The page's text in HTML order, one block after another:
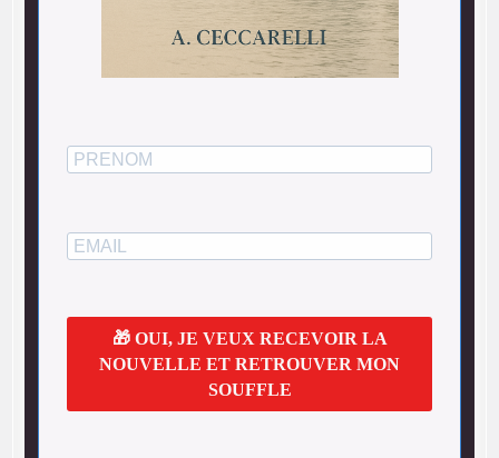
🎁 OUI, JE VEUX RECEVOIR LA
NOUVELLE ET RETROUVER MON
SOUFFLE